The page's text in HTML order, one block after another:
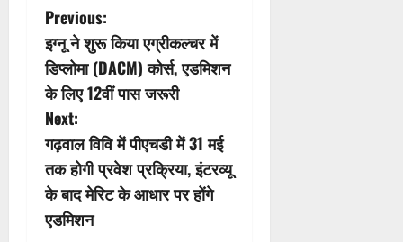
P
o
s
t
n
a
Previous:
इग्नू ने शुरू किया एग्रीकल्चर में
डिप्लोमा (DACM) कोर्स, एडमिशन
के लिए 12वीं पास जरूरी
Next:
गढ़वाल विवि में पीएचडी में 31 मई
तक होगी प्रवेश प्रक्रिया, इंटरव्यू
के बाद मेरिट के आधार पर होंगे
एडमिशन